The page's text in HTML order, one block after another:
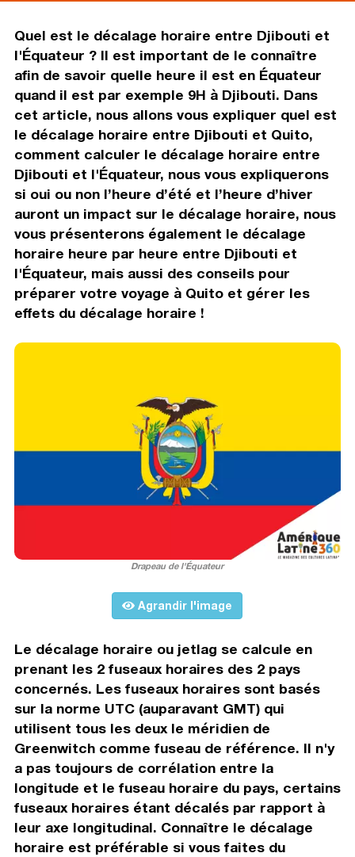
Quel est le décalage horaire entre Djibouti et
l'Équateur ? Il est important de le connaître
afin de savoir quelle heure il est en Équateur
quand il est par exemple 9H à Djibouti. Dans
cet article, nous allons vous expliquer quel est
le décalage horaire entre Djibouti et Quito,
comment calculer le décalage horaire entre
Djibouti et l'Équateur, nous vous expliquerons
si oui ou non l’heure d’été et l’heure d’hiver
auront un impact sur le décalage horaire, nous
vous présenterons également le décalage
horaire heure par heure entre Djibouti et
l'Équateur, mais aussi des conseils pour
préparer votre voyage à Quito et gérer les
effets du décalage horaire !
Drapeau de l'Équateur
Agrandir l'image
Le décalage horaire ou jetlag se calcule en
prenant les 2 fuseaux horaires des 2 pays
concernés. Les fuseaux horaires sont basés
sur la norme UTC (auparavant GMT) qui
utilisent tous les deux le méridien de
Greenwitch comme fuseau de référence. Il n'y
a pas toujours de corrélation entre la
longitude et le fuseau horaire du pays, certains
fuseaux horaires étant décalés par rapport à
leur axe longitudinal. Connaître le décalage
horaire est préférable si vous faites du